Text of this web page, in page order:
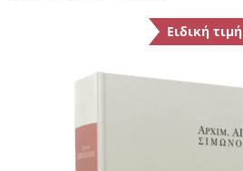
Ειδική τιμή